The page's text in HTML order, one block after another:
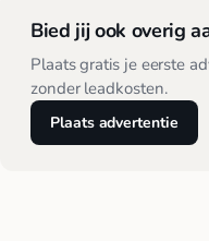
Bied jij ook overig
Plaats gratis je eerste
zonder leadkosten.
Plaats advertentie